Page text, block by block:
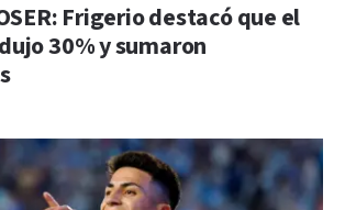
Frigerio destacó que el
30% y sumaron